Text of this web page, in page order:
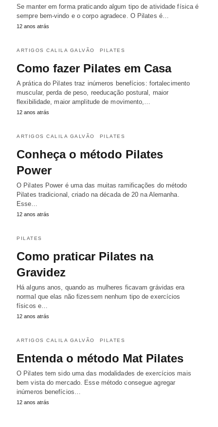
Se manter em forma praticando algum tipo de atividade física é
sempre bem-vindo e o corpo agradece. O Pilates é…
12 anos atrás
ARTIGOS CALILA GALVÃO PILATES
Como fazer Pilates em Casa
A prática do Pilates traz inúmeros benefícios: fortalecimento
muscular, perda de peso, reeducação postural, maior
flexibilidade, maior amplitude de movimento,…
12 anos atrás
ARTIGOS CALILA GALVÃO PILATES
Conheça o método Pilates
Power
O Pilates Power é uma das muitas ramificações do método
Pilates tradicional, criado na década de 20 na Alemanha.
Esse…
12 anos atrás
PILATES
Como praticar Pilates na
Gravidez
Há alguns anos, quando as mulheres ficavam grávidas era
normal que elas não fizessem nenhum tipo de exercícios
físicos e…
12 anos atrás
ARTIGOS CALILA GALVÃO PILATES
Entenda o método Mat Pilates
O Pilates tem sido uma das modalidades de exercícios mais
bem vista do mercado. Esse método consegue agregar
inúmeros benefícios…
12 anos atrás